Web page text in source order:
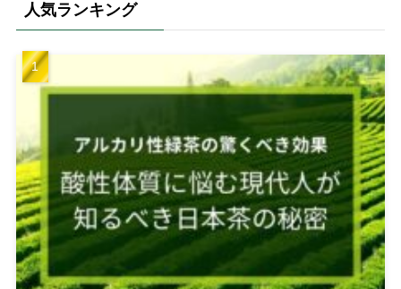
人気ランキング